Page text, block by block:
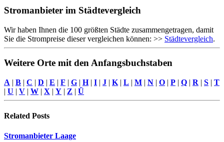
Stromanbieter im Städtevergleich
Wir haben Ihnen die 100 größten Städte zusammengetragen, damit
Sie die Strompreise dieser vergleichen können: >> Städtevergleich.
Weitere Orte mit den Anfangsbuchstaben
A | B | C | D | E | F | G | H| I | J | K | L | M | N | O | P | Q | R | S | T
| U | V | W | X | Y | Z | Ü
Related Posts
Stromanbieter Laage